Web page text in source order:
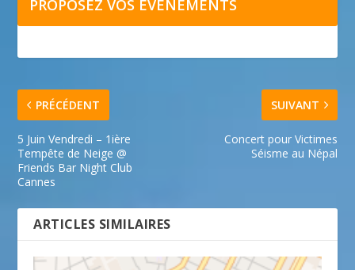
PROPOSEZ VOS ÉVÉNEMENTS
PRÉCÉDENT
5 Juin Vendredi – 1ière
Tempête de Neige @
Friends Bar Night Club
Cannes
SUIVANT
Concert pour Victimes
Séisme au Népal
ARTICLES SIMILAIRES